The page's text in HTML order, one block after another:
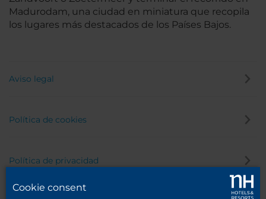
Madurodam, una ciudad en miniatura que recopila
los lugares más destacados de los Países Bajos.
Aviso legal
Política de cookies
Política de privacidad
Cookie consent